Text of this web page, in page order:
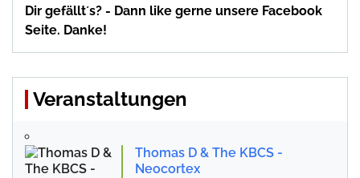
Dir gefällt´s? - Dann like gerne unsere Facebook
Seite. Danke!
Veranstaltungen
Thomas D & The KBCS -
Neocortex